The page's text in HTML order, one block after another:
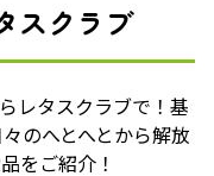
スクラブ
レタスクラブで！基
のへとへとから解放
をご紹介！